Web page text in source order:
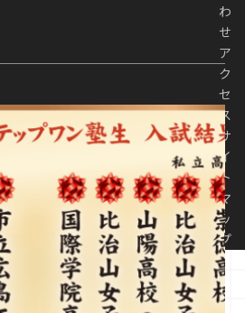
わ
せ
ア
ク
セ
ス
サ
イ
ト
マ
ッ
プ